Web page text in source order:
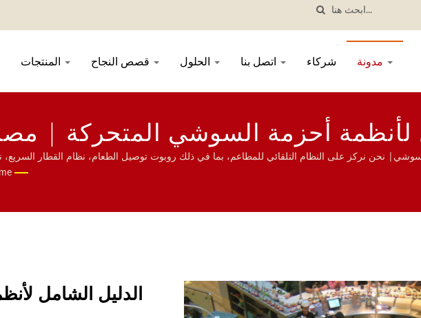
شركاء
لأنظمة أحزمة السوشي المتحركة |
نحن نركز على النظام التلقائي للمطاعم، بما في ذلك روبوت توصيل الطعام، نظام القطار
عبر الأجهزة اللوحية، نظام الطلب عبر الهاتف المحمول، سير العرض، آلة السوشي، نظام توصيل
الدليل الشامل